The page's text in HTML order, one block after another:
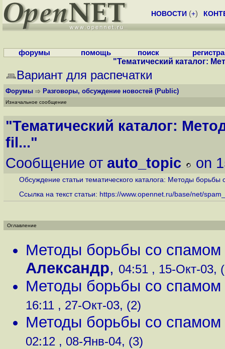
НОВОСТИ (+)
форумы помощь поиск
"Тематический каталог:
Вариант для распечатки
Форумы Разговоры, обсуждение новостей (Public)
Изначальное сообщение
"Тематический каталог:
fil..."
Сообщение от auto_topic on
Обсуждение статьи тематического каталога: Методы
Ссылка на текст статьи: https://www.opennet.ru/base/net/
Оглавление
Методы борьбы со
Александр, 04:51 , 15-Окт-03,
Методы борьбы со
16:11 , 27-Окт-03, (2)
Методы борьбы со
02:12 , 08-Янв-04, (3)